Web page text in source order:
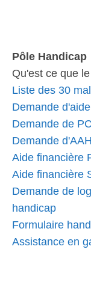
Pôle Handicap
Qu'est ce que le
Liste des 30
Demande
Demande de
Demande d'AAH
Aide financière
Aide financière
Demande de
handicap
Formulaire
Assistance en